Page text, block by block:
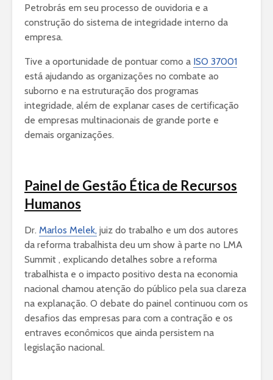
Petrobrás em seu processo de ouvidoria e a
construção do sistema de integridade interno da
empresa.
Tive a oportunidade de pontuar como a ISO 37001
está ajudando as organizações no combate ao
suborno e na estruturação dos programas
integridade, além de explanar cases de certificação
de empresas multinacionais de grande porte e
demais organizações.
Painel de Gestão Ética de Recursos
Humanos
Dr. Marlos Melek, juiz do trabalho e um dos autores
da reforma trabalhista deu um show à parte no LMA
Summit , explicando detalhes sobre a reforma
trabalhista e o impacto positivo desta na economia
nacional chamou atenção do público pela sua clareza
na explanação. O debate do painel continuou com os
desafios das empresas para com a contração e os
entraves econômicos que ainda persistem na
legislação nacional.